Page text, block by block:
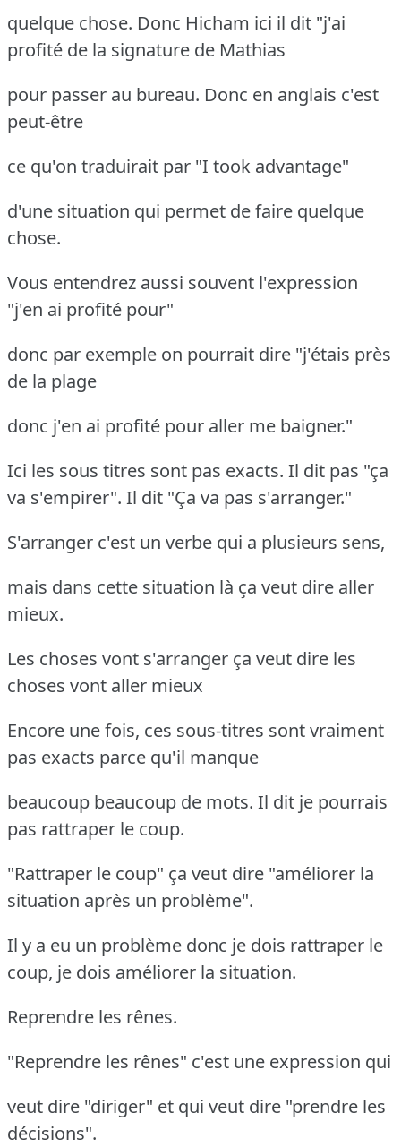
quelque chose. Donc Hicham ici il dit "j'ai
profité de la signature de Mathias
pour passer au bureau. Donc en anglais c'est
peut-être
ce qu'on traduirait par "I took advantage"
d'une situation qui permet de faire quelque
chose.
Vous entendrez aussi souvent l'expression
"j'en ai profité pour"
donc par exemple on pourrait dire "j'étais près
de la plage
donc j'en ai profité pour aller me baigner."
Ici les sous titres sont pas exacts. Il dit pas "ça
va s'empirer". Il dit "Ça va pas s'arranger."
S'arranger c'est un verbe qui a plusieurs sens,
mais dans cette situation là ça veut dire aller
mieux.
Les choses vont s'arranger ça veut dire les
choses vont aller mieux
Encore une fois, ces sous-titres sont vraiment
pas exacts parce qu'il manque
beaucoup beaucoup de mots. Il dit je pourrais
pas rattraper le coup.
"Rattraper le coup" ça veut dire "améliorer la
situation après un problème".
Il y a eu un problème donc je dois rattraper le
coup, je dois améliorer la situation.
Reprendre les rênes.
"Reprendre les rênes" c'est une expression qui
veut dire "diriger" et qui veut dire "prendre les
décisions".